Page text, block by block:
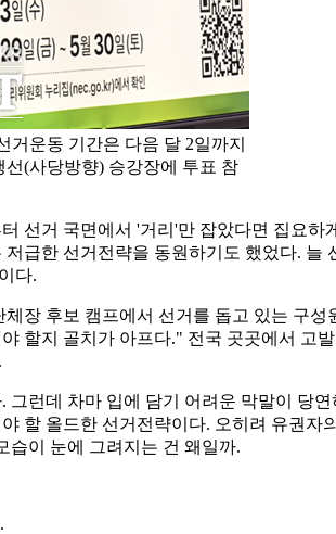
거운동 기간은 다음 달 2일까지
(사당방향) 승강장에 투표 참
선거 국면에서 '거리'만 잡았다면 집요
급한 선거전략을 동원하기도 했었다.
다.
장 후보 캠프에서 선거를 돕고 있는 구
할지 골치가 아프다." 전국 곳곳에서 고
런데 차마 입에 담기 어려운 막말이 당
할 올드한 선거전략이다. 오히려 유권
습이 눈에 그려지는 건 왜일까.